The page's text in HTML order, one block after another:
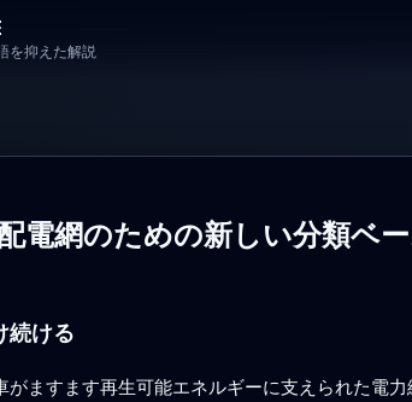
を抑えた解説
電網のための新しい分類ベ
続ける
ますます再生可能エネルギーに支えられた電